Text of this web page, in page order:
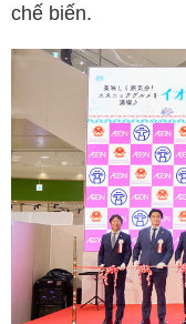
chế biến.